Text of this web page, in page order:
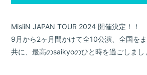
MisiiN JAPAN TOUR 2024 開催決定！！
9月から2ヶ月間かけて全10公演、全国をま
共に、最高のsaikyoのひと時を過ごしまし